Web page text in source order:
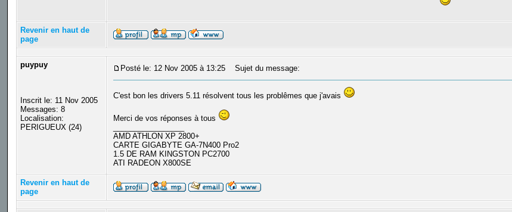
Revenir en haut de
page
puypuy
Inscrit le: 11 Nov 2005
Messages: 8
Localisation:
PERIGUEUX (24)
Posté le: 12 Nov 2005 à 13:25 Sujet du message:
C'est bon les drivers 5.11 résolvent tous les problêmes que j'avais
Merci de vos réponses à tous
AMD ATHLON XP 2800+
CARTE GIGABYTE GA-7N400 Pro2
1.5 DE RAM KINGSTON PC2700
ATI RADEON X800SE
Revenir en haut de
page